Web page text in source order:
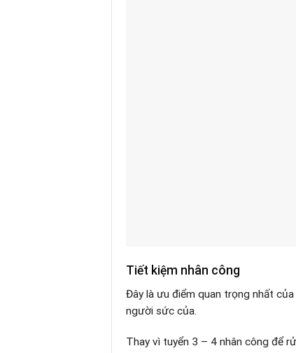
Tiết kiệm nhân công
Đây là ưu điểm quan trọng nhất
người sức của.
Thay vì tuyển 3 – 4 nhân công để